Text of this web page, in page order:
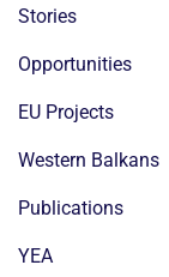
Stories
Opportunities
EU Projects
Western Balkans
Publications
YEA